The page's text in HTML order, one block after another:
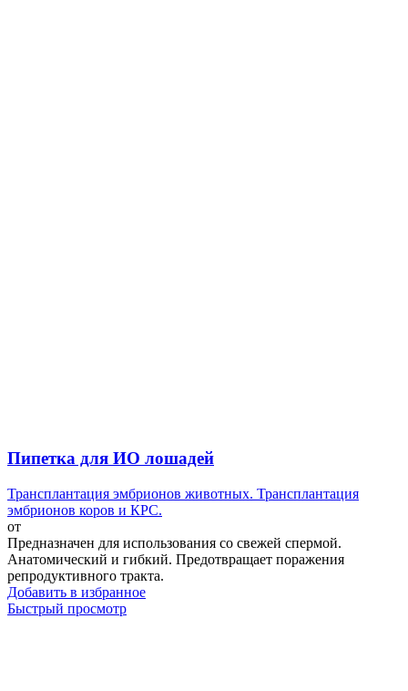
Пипетка для ИО лошадей
Трансплантация эмбрионов животных. Трансплантация
эмбрионов коров и КРС.
от
Предназначен для использования со свежей спермой.
Анатомический и гибкий. Предотвращает поражения
репродуктивного тракта.
Добавить в избранное
Быстрый просмотр